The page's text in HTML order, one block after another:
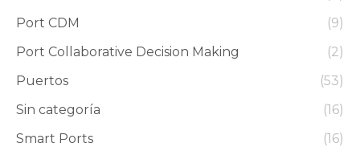
Port CDM
(9)
Port Collaborative Decision Making
(2)
Puertos
(53)
Sin categoría
(16)
Smart Ports
(16)